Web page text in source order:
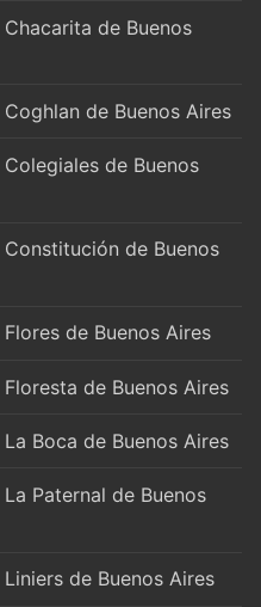
de Buenos
de Buenos Aires
de Buenos
de Buenos
de Buenos Aires
de Buenos Aires
Boca de Buenos Aires
Paternal de Buenos
de Buenos Aires